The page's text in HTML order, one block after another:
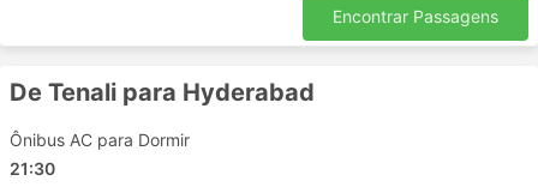
Os ônibus da Munna Logistics percorre várias rotas e
aqui está a lista de algumas das mais populares:
Hyderabad - Vijayawada
Hyderabad - Guntur
Encontrar Passagens
De Tenali para Hyderabad
Ônibus AC para Dormir
21:30